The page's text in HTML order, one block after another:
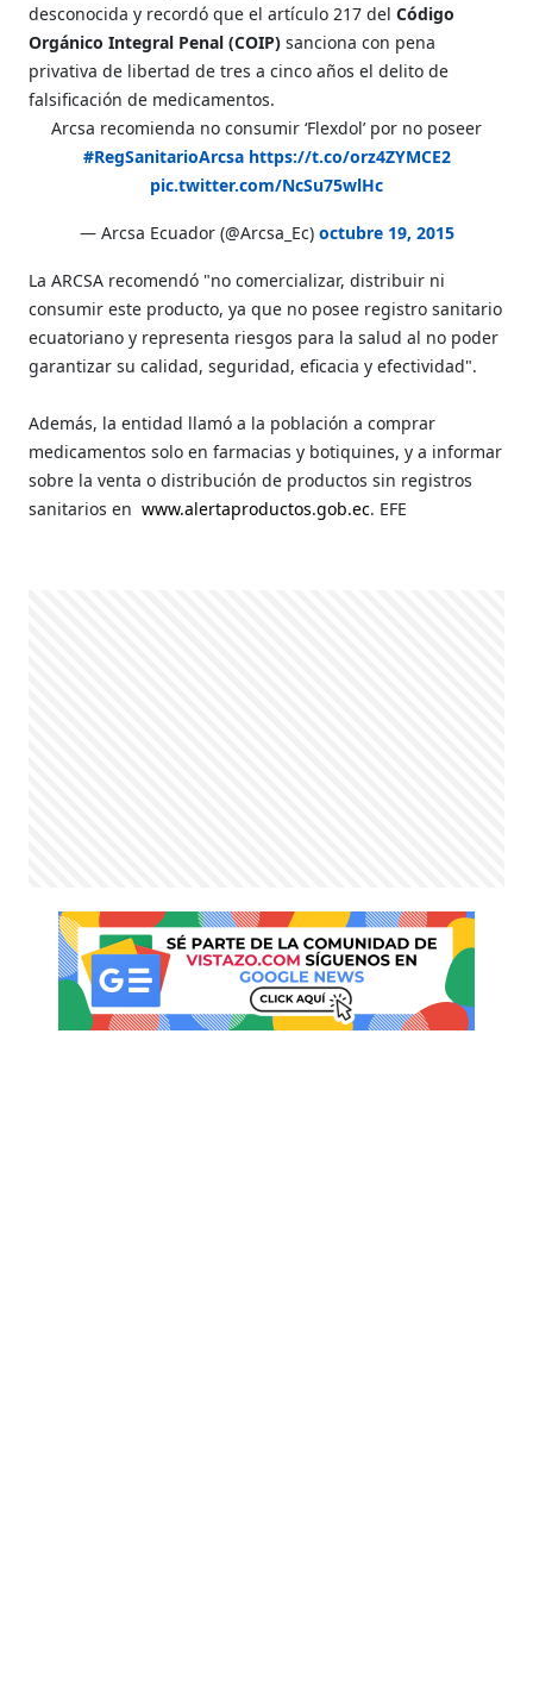
desconocida y recordó que el artículo 217 delCódigo
Orgánico Integral Penal (COIP)sanciona con pena
privativa de libertad de tres a cinco años el delito de
falsificación de medicamentos.
Arcsa recomienda no consumir ‘Flexdol’ por no poseer
#RegSanitarioArcsa https://t.co/orz4ZYMCE2
pic.twitter.com/NcSu75wlHc
— Arcsa Ecuador (@Arcsa_Ec) octubre 19, 2015
La ARCSA recomendó "no comercializar, distribuir ni
consumir este producto, ya que no posee registro sanitario
ecuatoriano y representa riesgos para la salud al no poder
garantizar su calidad, seguridad, eficacia y efectividad".
Además, la entidad llamó a la población a comprar
medicamentos solo en farmacias y botiquines, y a informar
sobre la venta o distribución de productos sin registros
sanitarios enwww.alertaproductos.gob.ec. EFE